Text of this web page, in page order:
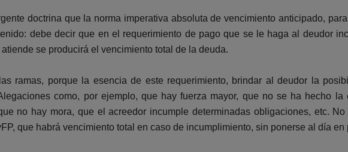
doctrina que la norma imperativa absoluta de vencimiento anticipado,
debe decir que en el requerimiento de pago que se le haga al deudor
se producirá el vencimiento total de la deuda.
ramas, porque la esencia de este requerimiento, brindar al deudor la
como, por ejemplo, que hay fuerza mayor, que no se ha hecho
no hay mora, que el acreedor incumple determinadas obligaciones, etc.
que habrá vencimiento total en caso de incumplimiento, sin ponerse al día en